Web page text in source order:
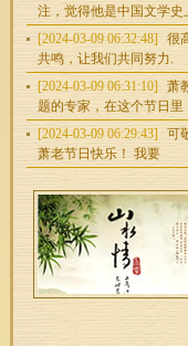
注，觉得他是中国文学史
[2024-03-09 06:32:48]
很
共鸣，让我们共同努力.
[2024-03-09 06:31:10]
萧
题的专家，在这个节日里
[2024-03-09 06:29:43]
可
萧老节日快乐！ 我要